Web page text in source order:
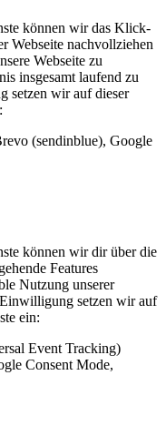
können wir das Klick-
Webseite nachvollziehen
Webseite zu
insgesamt laufend zu
setzen wir auf dieser
(sendinblue), Google
können wir dir über die
Features
Nutzung unserer
setzen wir auf
ein:
Event Tracking)
Consent Mode,